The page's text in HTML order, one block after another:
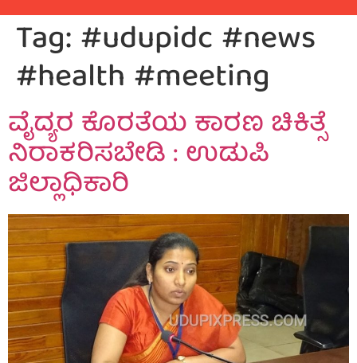
Tag:#udupidc #news
#health #meeting
ವೈದ್ಯರ ಕೊರತೆಯ ಕಾರಣ ಚಿಕಿತ್ಸೆ
ನಿರಾಕರಿಸಬೇಡಿ : ಉಡುಪಿ
ಜಿಲ್ಲಾಧಿಕಾರಿ